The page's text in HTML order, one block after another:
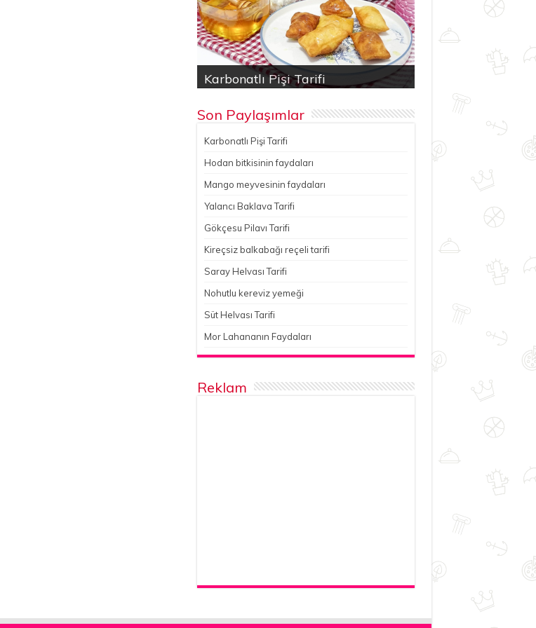
Karbonatlı Pişi Tarifi
Hodan bitkisinin faydaları
Yalancı Baklava Tarifi
Gökçesu Pilavı Tarifi
Nohutlu kereviz yemeği
Son Paylaşımlar
Karbonatlı Pişi Tarifi
Hodan bitkisinin faydaları
Mango meyvesinin faydaları
Yalancı Baklava Tarifi
Gökçesu Pilavı Tarifi
Kireçsiz balkabağı reçeli tarifi
Saray Helvası Tarifi
Nohutlu kereviz yemeği
Süt Helvası Tarifi
Mor Lahananın Faydaları
Reklam